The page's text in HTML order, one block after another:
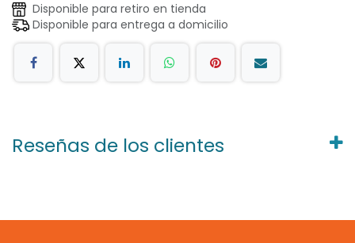
Disponible para retiro en tienda
Disponible para entrega a domicilio
Reseñas de los clientes